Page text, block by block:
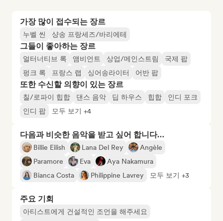
가장 많이 접수되는 장르
누벨 씬 샹송 프랑세즈/바리에테
그들이 좋아하는 장르
얼터너티브 록 앰비언트 상업/메인스트림
국제 팝
펑크 록
프랑스 랩 싱어송라이터 어반 팝
또한 수신할 의향이 있는 장르
칠/로파이 힙합 댄스 음악 딥 하우스 힙합
인디 포크
인디 팝
모두 보기 +4
다음과 비슷한 음악을 받고 싶어 합니다…
Billie Eilish Lana Del Rey
Angèle
Paramore
Eva
Aya Nakamura
Bianca Costa
Philippine Lavrey 모두 보기 +3
주요 기회
아티스트에게 건설적인 조언을 해주세요